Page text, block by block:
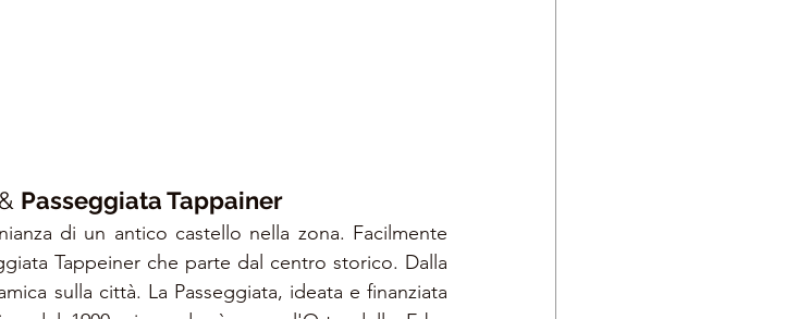
Passeggiata Tappainer
di un antico castello nella zona. Facilmente
Tappeiner che parte dal centro storico. Dalla
sulla città. La Passeggiata, ideata e finanziata